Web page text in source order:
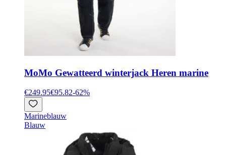
MoMo Gewatteerd winterjack Heren marine
€249.95€95.82-62%
Marineblauw
Blauw